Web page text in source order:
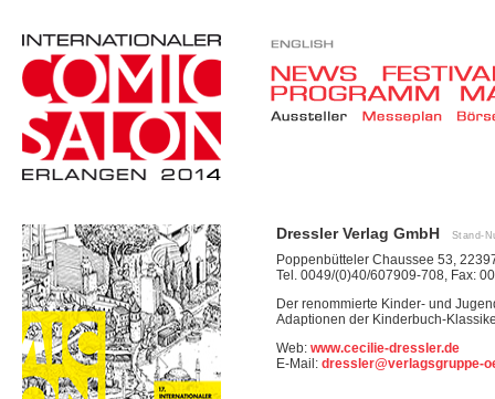
Dressler Verlag GmbH Stand-
Poppenbütteler Chaussee 53,
Tel. 0049/(0)40/607909-708, Fax:
Der renommierte Kinder- und
Adaptionen der Kinderbuch-
Web: www.cecilie-dressler.de
E-Mail: dressler@verlagsgruppe-